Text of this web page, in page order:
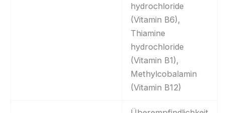
hydrochloride
(Vitamin B6),
Thiamine
hydrochloride
(Vitamin B1),
Methylcobalamin
(Vitamin B12)